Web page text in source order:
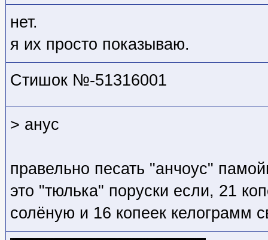
нет.
я их просто показываю.
Стишок №-51316001
> анус
правельно песать "анчоус"
это "тюлька" поруски если, 21
солёную и 16 копеек келограмм